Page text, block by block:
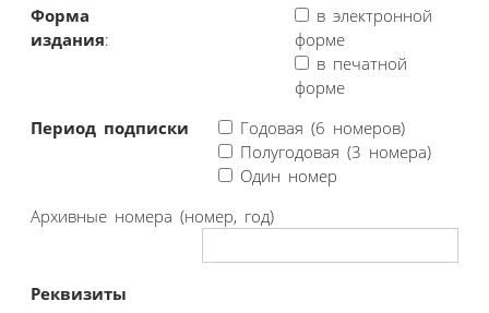
Форма
издания:
в электронной
форме
в печатной
форме
Период подписки
Годовая (6 номеров)
Полугодовая (3 номера)
Один номер
Архивные номера (номер, год)
Реквизиты